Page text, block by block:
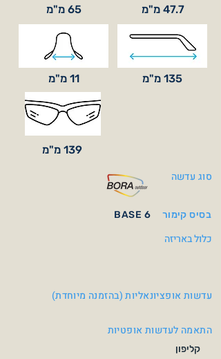
65 מ"מ 47.7 מ"מ
11 מ"מ 135 מ"מ
139 מ"מ
סוג עדשה
BASE 6 בסיס קימור
כלול באריזה
עדשות אופציונאליות (בהזמנה מיוחדת)
התאמה לעדשות אופטיות
קליפון